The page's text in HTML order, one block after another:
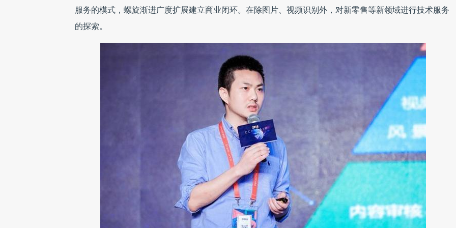
服务的模式，螺旋渐进广度扩展建立商业闭环。在除图片、视频识别外，对新零售等新领域进行技术服务
的探索。